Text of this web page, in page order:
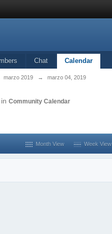
Chat Calendar
marzo 2019 → marzo 04, 2019
in Community Calendar
Month View Week View